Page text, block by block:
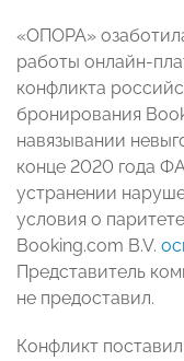
«ОПОРА»
работы онлайн-
конфликта
бронирования
навязывании
конце 2020 года
устранении
условия о
Booking.com B.V.
Представитель
не предоставил.
Конфликт